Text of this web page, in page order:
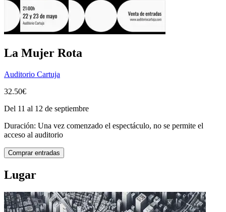
La Mujer Rota
Auditorio Cartuja
32.50€
Del 11 al 12 de septiembre
Duración: Una vez comenzado el espectáculo, no se permite el
acceso al auditorio
Comprar entradas
Lugar